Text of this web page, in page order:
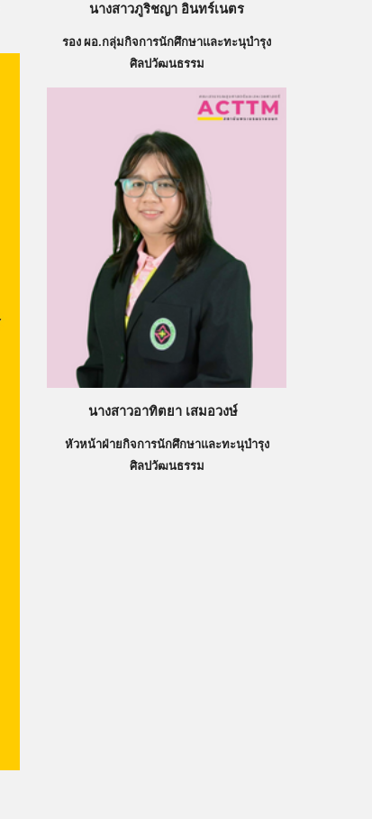
นางสาวภูริชญา อินทร์เนตร
รอง ผอ.กลุ่มกิจการนักศึกษาและทะนุบำรุง
ศิลปวัฒนธรรม
นางสาวอาทิตยา เสมอวงษ์
หัวหน้าฝ่ายกิจการนักศึกษาและทะนุบำรุง
ศิลปวัฒนธรรม